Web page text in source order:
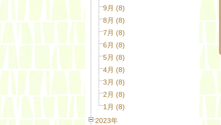
9月 (8)
8月 (8)
7月 (8)
6月 (8)
5月 (8)
4月 (8)
3月 (8)
2月 (8)
1月 (8)
2023年